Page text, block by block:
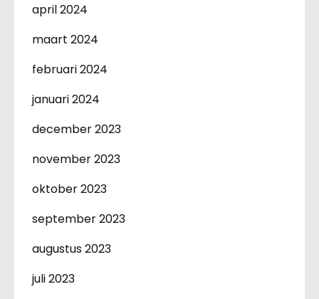
april 2024
maart 2024
februari 2024
januari 2024
december 2023
november 2023
oktober 2023
september 2023
augustus 2023
juli 2023